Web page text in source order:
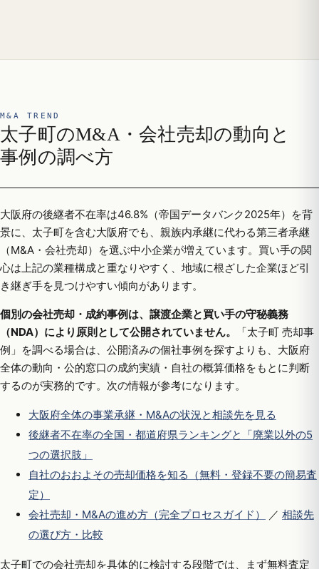
M&A TREND
太子町のM&A・会社売却の動向と
事例の調べ方
大阪府の後継者不在率は46.8%（帝国データバンク2025年）を背
景に、太子町を含む大阪府でも、親族内承継に代わる第三者承継
（M&A・会社売却）を選ぶ中小企業が増えています。買い手の関
心は上記の業種構成と重なりやすく、地域に根ざした企業ほど引
き継ぎ手を見つけやすい傾向があります。
個別の会社売却・成約事例は、譲渡企業と買い手の守秘義務
（NDA）により原則として公開されていません。
「太子町 売却事
例」を調べる場合は、公開済みの個社事例を探すよりも、大阪府
全体の動向・公的窓口の成約実績・自社の概算価格をもとに判断
するのが実務的です。次の情報が参考になります。
大阪府全体の事業承継・M&Aの状況と相談先を見る
後継者不在率の全国・都道府県ランキングと「廃業以外の5
つの選択肢」
自社のおおよその売却価格を知る（無料・登録不要の簡易査
定）
会社売却・M&Aの進め方（完全プロセスガイド）
／ 相談先
の選び方・比較
太子町での会社売却を具体的に検討する段階では、まず無料査定